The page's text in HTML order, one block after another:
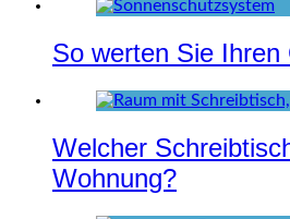
So werten Sie Ihren
Welcher
Wohnung?